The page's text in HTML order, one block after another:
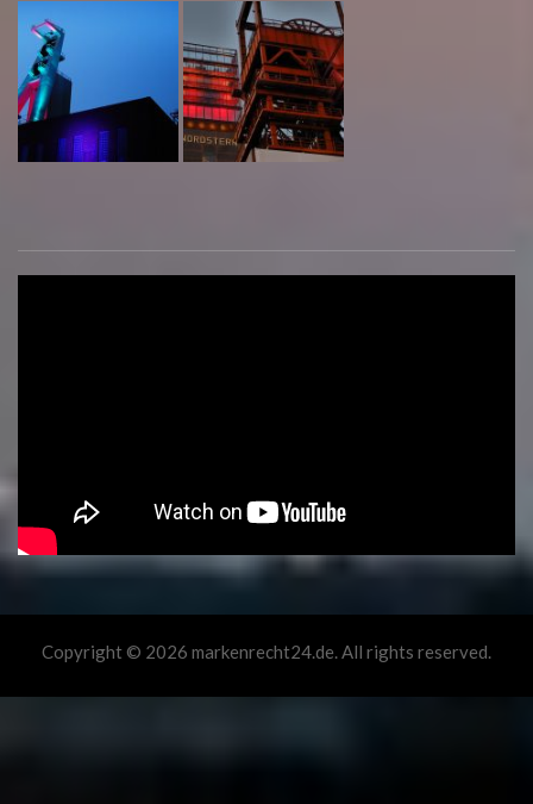
Copyright © 2026 markenrecht24.de. All rights reserved.